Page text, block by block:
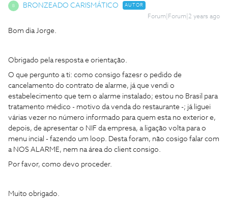
B BRONZEADO CARISMÁTICO AUTOR
Forum|Forum|2 years ago
Bom dia Jorge.
Obrigado pela resposta e orientação.
O que pergunto a ti: como consigo fazesr o pedido de
cancelamento do contrato de alarme, já que vendi o
estabelecimento que tem o alarme instalado; estou no Brasil para
tratamento médico - motivo da venda do restaurante -; já liguei
várias vezer no número informado para quem esta no exterior e,
depois, de apresentar o NIF da empresa, a ligação volta para o
menu incial - fazendo um loop. Desta foram, não cosigo falar com
a NOS ALARME, nem na área do client consigo.
Por favor, como devo proceder.
Muito obrigado.